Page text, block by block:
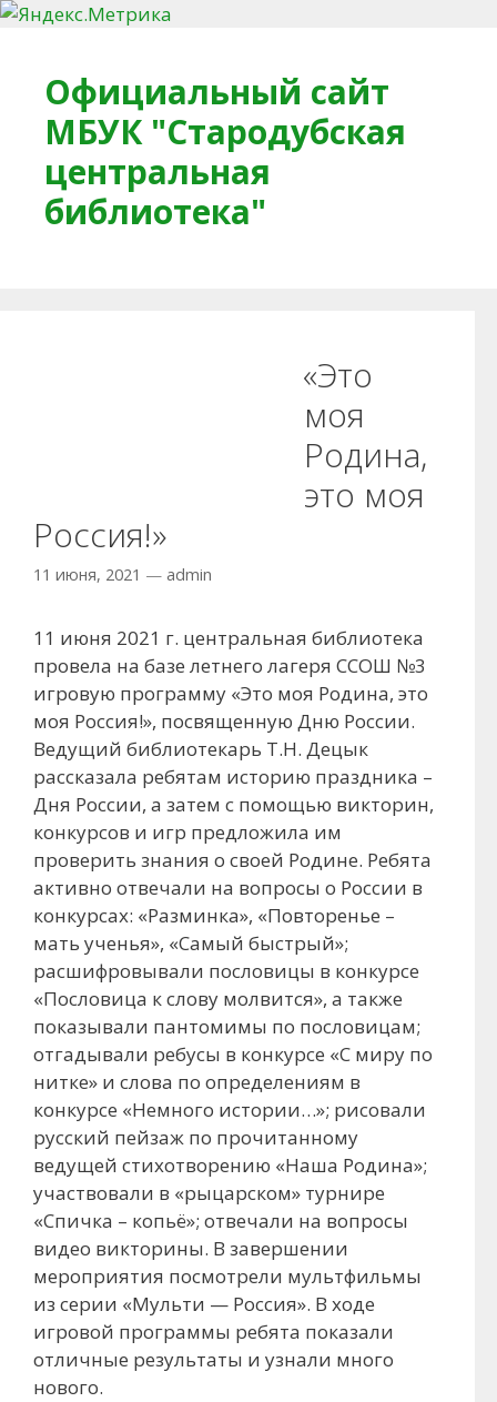
Официальный сайт
МБУК "Стародубская
центральная
библиотека"
«Это
моя
Родина,
это моя
Россия!»
11 июня, 2021 — admin
11 июня 2021 г. центральная библиотека
провела на базе летнего лагеря ССОШ №3
игровую программу «Это моя Родина, это
моя Россия!», посвященную Дню России.
Ведущий библиотекарь Т.Н. Децык
рассказала ребятам историю праздника –
Дня России, а затем с помощью викторин,
конкурсов и игр предложила им
проверить знания о своей Родине. Ребята
активно отвечали на вопросы о России в
конкурсах: «Разминка», «Повторенье –
мать ученья», «Самый быстрый»;
расшифровывали пословицы в конкурсе
«Пословица к слову молвится», а также
показывали пантомимы по пословицам;
отгадывали ребусы в конкурсе «С миру по
нитке» и слова по определениям в
конкурсе «Немного истории…»; рисовали
русский пейзаж по прочитанному
ведущей стихотворению «Наша Родина»;
участвовали в «рыцарском» турнире
«Спичка – копьё»; отвечали на вопросы
видео викторины. В завершении
мероприятия посмотрели мультфильмы
из серии «Мульти — Россия». В ходе
игровой программы ребята показали
отличные результаты и узнали много
нового.